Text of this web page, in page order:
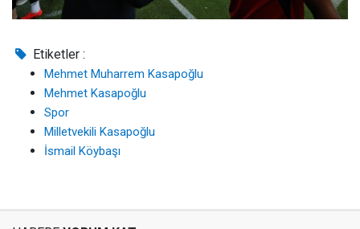
Etiketler :
Mehmet Muharrem Kasapoğlu
Mehmet Kasapoğlu
Spor
Milletvekili Kasapoğlu
İsmail Köybaşı